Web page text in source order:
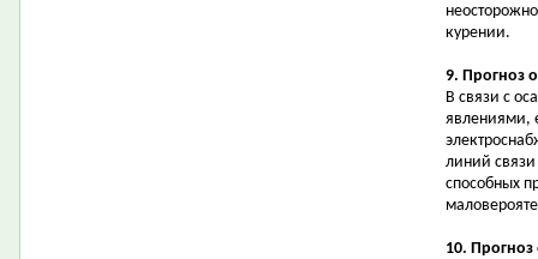
курении.
9. Прогноз
В связи с
явлениями,
линий
способных
10.